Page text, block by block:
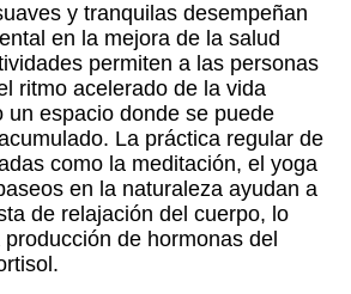
y tranquilas desempeñan
en la mejora de la salud
permiten a las personas
ritmo acelerado de la vida
un espacio donde se puede
La práctica regular de
como la meditación, el yoga
en la naturaleza ayudan a
de relajación del cuerpo, lo
de hormonas del